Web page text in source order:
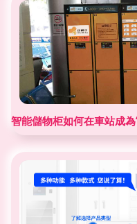
智能儲物柜如何在車站成